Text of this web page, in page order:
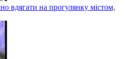
вдягати на прогулянку містом,